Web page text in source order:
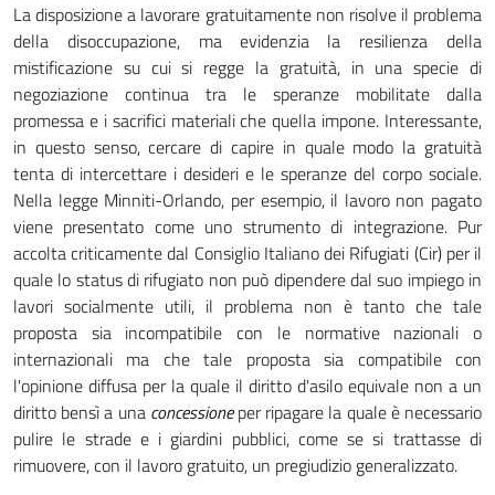
La disposizione a lavorare gratuitamente non risolve il problema
della disoccupazione, ma evidenzia la resilienza della
mistificazione su cui si regge la gratuità, in una specie di
negoziazione continua tra le speranze mobilitate dalla
promessa e i sacrifici materiali che quella impone. Interessante,
in questo senso, cercare di capire in quale modo la gratuità
tenta di intercettare i desideri e le speranze del corpo sociale.
Nella legge Minniti-Orlando, per esempio, il lavoro non pagato
viene presentato come uno strumento di integrazione. Pur
accolta criticamente dal Consiglio Italiano dei Rifugiati (Cir) per il
quale lo status di rifugiato non può dipendere dal suo impiego in
lavori socialmente utili, il problema non è tanto che tale
proposta sia incompatibile con le normative nazionali o
internazionali ma che tale proposta sia compatibile con
l'opinione diffusa per la quale il diritto d'asilo equivale non a un
diritto bensì a una concessioneper ripagare la quale è necessario
pulire le strade e i giardini pubblici, come se si trattasse di
rimuovere, con il lavoro gratuito, un pregiudizio generalizzato.